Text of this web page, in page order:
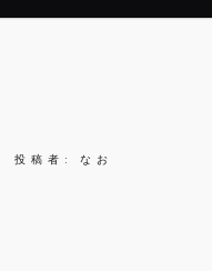
投稿者:なお